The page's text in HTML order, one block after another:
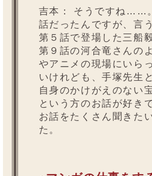
吉本：
そうですね……
話だったんですが、言
第５話で登場した三船
第９話の河合竜さんの
やアニメの現場にいら
いけれども、手塚先生
自身のかけがえのない
という方のお話が好き
お話をたくさん聞きた
た。